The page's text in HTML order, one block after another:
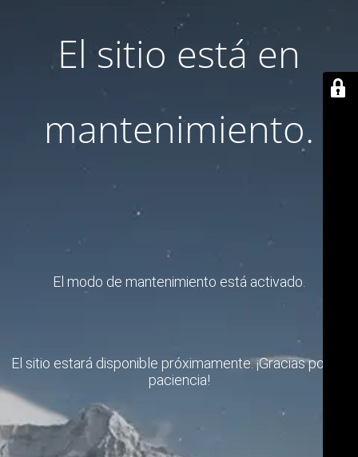
El sitio está en
mantenimiento.
El modo de mantenimiento está activado.
El sitio estará disponible próximamente. ¡Gracias por su
paciencia!